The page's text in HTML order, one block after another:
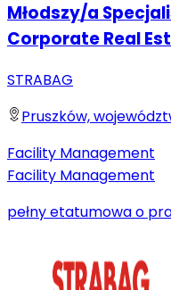
Młodszy/a
Corporate Real
STRABAG
Pruszków,
Facility Management
Facility Management
pełny etatumowa o